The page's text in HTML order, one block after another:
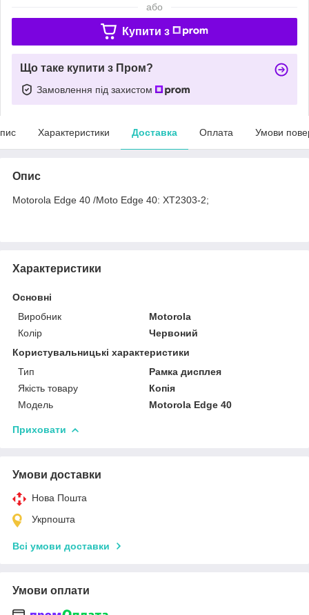
або
Купити з
Що таке купити з Пром?
Замовлення під захистом
Характеристики Доставка Оплата Умови
Опис
Motorola Edge 40 /Moto Edge 40: XT2303-2;
Характеристики
Основні
Виробник
Motorola
Колір
Червоний
Користувальницькі характеристики
Тип
Рамка дисплея
Якість товару
Копія
Мoдель
Motorola Edge 40
Приховати
Умови доставки
Нова Пошта
Укрпошта
Всі умови доставки
Умови оплати